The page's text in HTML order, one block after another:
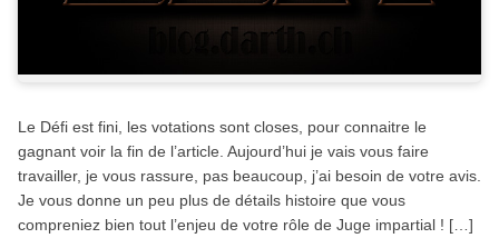
Le Défi est fini, les votations sont closes, pour connaitre le
gagnant voir la fin de l’article. Aujourd’hui je vais vous faire
travailler, je vous rassure, pas beaucoup, j’ai besoin de votre avis.
Je vous donne un peu plus de détails histoire que vous
compreniez bien tout l’enjeu de votre rôle de Juge impartial ! […]